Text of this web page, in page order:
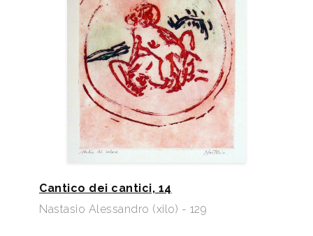
Cantico dei cantici, 14
Nastasio Alessandro (xilo) - 129